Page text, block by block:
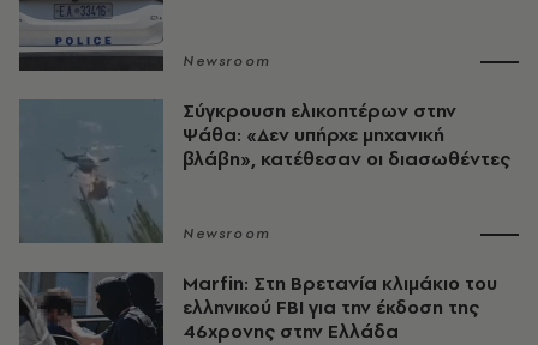
Newsroom
Σύγκρουση ελικοπτέρων στην
Ψάθα: «Δεν υπήρχε μηχανική
βλάβη», κατέθεσαν οι διασωθέντες
Newsroom
Marfin: Στη Βρετανία κλιμάκιο του
ελληνικού FBI για την έκδοση της
46χρονης στην Ελλάδα